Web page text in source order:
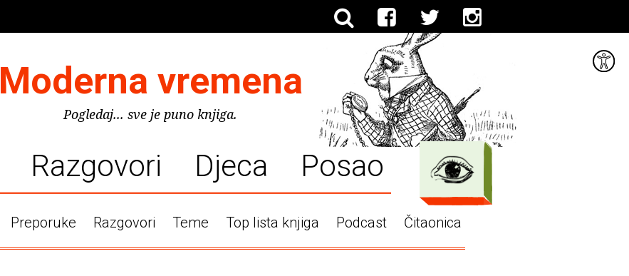
Moderna vremena
Pogledaj... sve je puno knjiga.
Razgovori Djeca Posao
Preporuke Razgovori Teme Top lista knjiga Podcast Čitaonica